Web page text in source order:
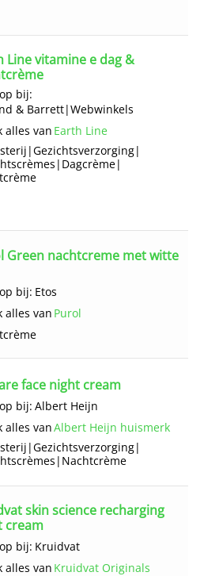
Line vitamine e dag &
bij:
& Barrett|Webwinkels
alles van Earth Line
|Gezichts­verzorging|
| Dagcrème|
Green nachtcreme met witte
bij: Etos
alles van Purol
face night cream
bij: Albert Heijn
alles vanAlbert Heijn huismerk
|Gezichts­verzorging|
| Nachtcrème
skin science recharging
cream
bij: Kruidvat
alles van Kruidvat Originals